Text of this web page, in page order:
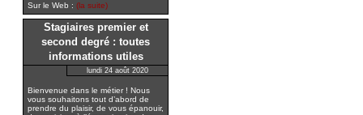
Sur le Web : (la suite)
Stagiaires premier et
second degré : toutes
informations utiles
lundi 24 août 2020
Bienvenue dans le métier ! Nous
vous souhaitons tout d’abord de
prendre du plaisir, de vous épanouir,